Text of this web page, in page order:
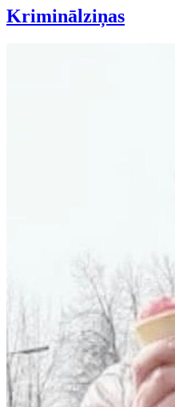
Kriminālziņas